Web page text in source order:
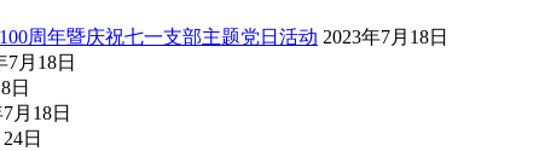
周年暨庆祝七一支部主题党日活动 2023年7月18日
7月18日
日
月18日
日